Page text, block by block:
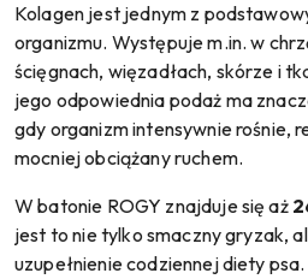
Kolagen jest jednym z
organizmu. Występuje m.in. w
ścięgnach, więzadłach, skórze i
jego odpowiednia podaż ma
gdy organizm intensywnie rośnie,
mocniej obciążany ruchem.
W batonie ROGY znajduje się aż
jest to nie tylko smaczny gryzak,
uzupełnienie codziennej diety